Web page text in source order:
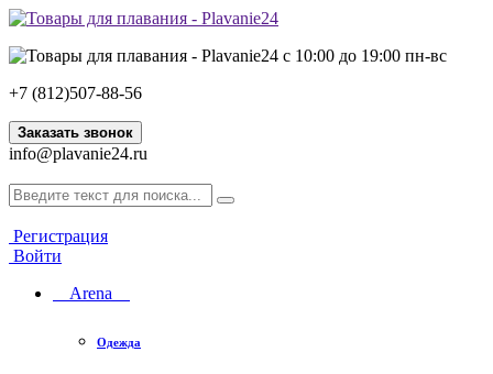
с 10:00 до 19:00 пн-вс
+7 (812)507-88-56
Заказать звонок
info@plavanie24.ru
Регистрация
Войти
Arena
Одежда